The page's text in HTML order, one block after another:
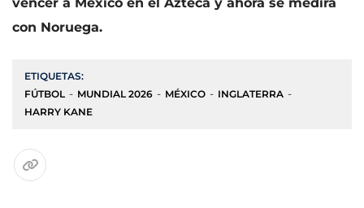
con Noruega.
ETIQUETAS:
FÚTBOL
MUNDIAL 2026 MÉXICO
INGLATERRA
HARRY KANE